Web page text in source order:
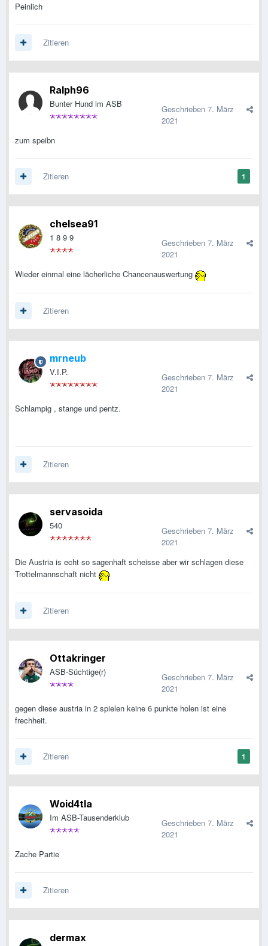
Peinlich
Zitieren
Ralph96
Bunter Hund im ASB Geschrieben 7. März
2021
zum speibn
1
Zitieren
chelsea91
1 8 9 9 Geschrieben 7. März
2021
Wieder einmal eine lächerliche Chancenauswertung
Zitieren
mrneub
V.I.P. Geschrieben 7. März
2021
Schlampig , stange und pentz.
Zitieren
servasoida
540 Geschrieben 7. März
2021
Die Austria is echt so sagenhaft scheisse aber wir schlagen diese
Trottelmannschaft nicht
Zitieren
Ottakringer
ASB-Süchtige(r) Geschrieben 7. März
2021
gegen diese austria in 2 spielen keine 6 punkte holen ist eine
frechheit.
1
Zitieren
Woid4tla
Im ASB-Tausenderklub Geschrieben 7. März
2021
Zache Partie
Zitieren
dermax